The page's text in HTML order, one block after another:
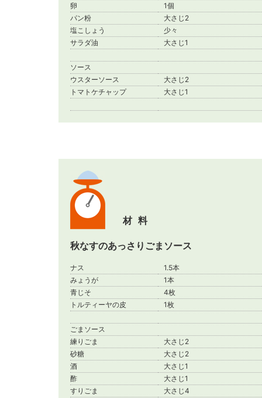
卵
1個
パン粉
大さじ2
塩こしょう
少々
サラダ油
大さじ1
ソース
ウスターソース
大さじ2
トマトケチャップ
大さじ1
材料
秋なすのあっさりごまソース
ナス
1.5本
みょうが
1本
青じそ
4枚
トルティーヤの皮
1枚
ごまソース
練りごま
大さじ2
砂糖
大さじ2
酒
大さじ1
酢
大さじ1
すりごま
大さじ4